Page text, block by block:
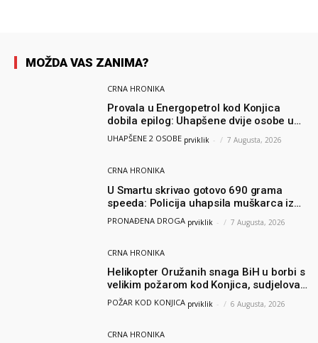
MOŽDA VAS ZANIMA?
CRNA HRONIKA
Provala u Energopetrol kod Konjica
dobila epilog: Uhapšene dvije osobe u
Čapljini i Jablanici
UHAPŠENE 2 OSOBE prviklik - 7 Augusta, 2026
CRNA HRONIKA
U Smartu skrivao gotovo 690 grama
speeda: Policija uhapsila muškarca iz
Hercegovine
PRONAĐENA DROGA prviklik - 7 Augusta, 2026
CRNA HRONIKA
Helikopter Oružanih snaga BiH u borbi s
velikim požarom kod Konjica, sudjelovao
i Air Tractor
POŽAR KOD KONJICA prviklik - 6 Augusta, 2026
CRNA HRONIKA